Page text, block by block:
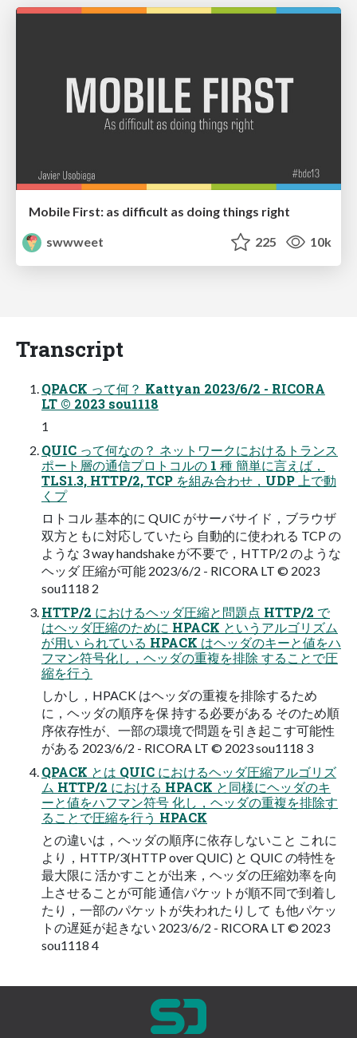
Mobile First: as difficult as doing things right
swwweet
225 10k
Transcript
QPACK って何？ Kattyan 2023/6/2 - RICORA
LT © 2023 sou1118
1
QUIC って何なの？ ネットワークにおけるトランス
ポート層の通信プロトコルの 1 種 簡単に言えば，
TLS1.3, HTTP/2, TCP を組み合わせ，UDP 上で動
くプ
ロトコル 基本的に QUIC がサーバサイド，ブラウザ
双方ともに対応していたら 自動的に使われる TCP の
ような 3 way handshake が不要で，HTTP/2 のような
ヘッダ 圧縮が可能 2023/6/2 - RICORA LT © 2023
sou1118 2
HTTP/2 におけるヘッダ圧縮と問題点 HTTP/2 で
はヘッダ圧縮のために HPACK というアルゴリズム
が用い られている HPACK はヘッダのキーと値をハ
フマン符号化し，ヘッダの重複を排除 することで圧
縮を行う
しかし，HPACK はヘッダの重複を排除するため
に，ヘッダの順序を保 持する必要がある そのため順
序依存性が、一部の環境で問題を引き起こす可能性
がある 2023/6/2 - RICORA LT © 2023 sou1118 3
QPACK とは QUIC におけるヘッダ圧縮アルゴリズ
ム HTTP/2 における HPACK と同様にヘッダのキ
ーと値をハフマン符号 化し，ヘッダの重複を排除す
ることで圧縮を行う HPACK
との違いは，ヘッダの順序に依存しないこと これに
より，HTTP/3(HTTP over QUIC) と QUIC の特性を
最大限に 活かすことが出来，ヘッダの圧縮効率を向
上させることが可能 通信パケットが順不同で到着し
たり，一部のパケットが失われたりして も他パケッ
トの遅延が起きない 2023/6/2 - RICORA LT © 2023
sou1118 4